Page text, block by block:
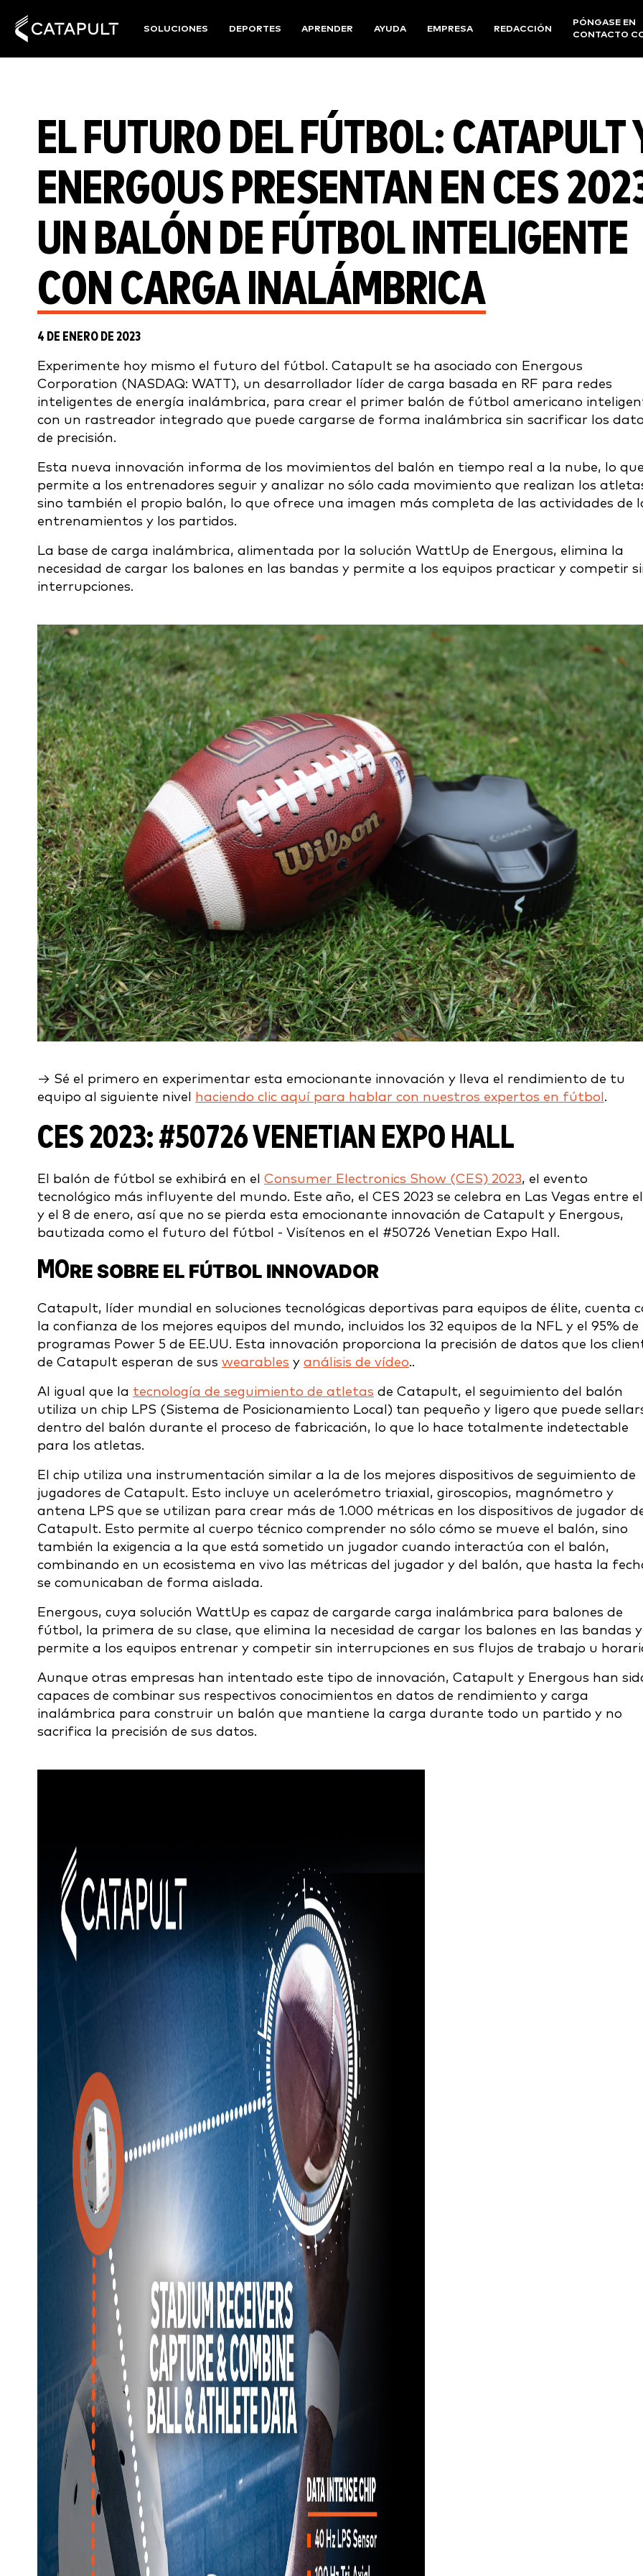
SOLUCIONES DEPORTES APRENDER AYUDA EMPRESA REDACCIÓN
PÓNGASE EN
CONTACTO
EL FUTURO DEL FÚTBOL: CATAPULT
ENERGOUS PRESENTAN EN CES
UN BALÓN DE FÚTBOL INTELIGENTE
CON CARGA INALÁMBRICA
4 DE ENERO DE 2023
Experimente hoy mismo el futuro del fútbol. Catapult se ha asociado con Energous
Corporation (NASDAQ: WATT), un desarrollador líder de carga basada en RF para redes
inteligentes de energía inalámbrica, para crear el primer balón de fútbol americano
con un rastreador integrado que puede cargarse de forma inalámbrica sin sacrificar los
de precisión.
Esta nueva innovación informa de los movimientos del balón en tiempo real a la nube, lo
permite a los entrenadores seguir y analizar no sólo cada movimiento que realizan los
sino también el propio balón, lo que ofrece una imagen más completa de las actividades de
entrenamientos y los partidos.
La base de carga inalámbrica, alimentada por la solución WattUp de Energous, elimina la
necesidad de cargar los balones en las bandas y permite a los equipos practicar y competir
interrupciones.
→ Sé el primero en experimentar esta emocionante innovación y lleva el rendimiento de tu
equipo al siguiente nivel
haciendo clic aquí para hablar con nuestros expertos en fútbol .
CES 2023:#50726 VENETIAN EXPO HALL
El balón de fútbol se exhibirá en el Consumer Electronics Show (CES) 2023, el evento
tecnológico más influyente del mundo. Este año, el CES 2023 se celebra en Las Vegas entre
y el 8 de enero, así que no se pierda esta emocionante innovación de Catapult y Energous,
bautizada como el futuro del fútbol - Visítenos en el #50726 Venetian Expo Hall.
MORE SOBRE EL FÚTBOL INNOVADOR
Catapult, líder mundial en soluciones tecnológicas deportivas para equipos de élite, cuenta
la confianza de los mejores equipos del mundo, incluidos los 32 equipos de la NFL y el 95% de
programas Power 5 de EE.UU. Esta innovación proporciona la precisión de datos que los
de Catapult esperan de sus wearables y análisis de vídeo..
Al igual que la tecnología de seguimiento de atletas de Catapult, el seguimiento del balón
utiliza un chip LPS (Sistema de Posicionamiento Local) tan pequeño y ligero que puede
dentro del balón durante el proceso de fabricación, lo que lo hace totalmente indetectable
para los atletas.
El chip utiliza una instrumentación similar a la de los mejores dispositivos de seguimiento de
jugadores de Catapult. Esto incluye un acelerómetro triaxial, giroscopios, magnómetro y
antena LPS que se utilizan para crear más de 1.000 métricas en los dispositivos de jugador
Catapult. Esto permite al cuerpo técnico comprender no sólo cómo se mueve el balón, sino
también la exigencia a la que está sometido un jugador cuando interactúa con el balón,
combinando en un ecosistema en vivo las métricas del jugador y del balón, que hasta la
se comunicaban de forma aislada.
Energous, cuya solución WattUp es capaz de cargarde carga inalámbrica para balones de
fútbol, la primera de su clase, que elimina la necesidad de cargar los balones en las bandas y
permite a los equipos entrenar y competir sin interrupciones en sus flujos de trabajo u
Aunque otras empresas han intentado este tipo de innovación, Catapult y Energous han
capaces de combinar sus respectivos conocimientos en datos de rendimiento y carga
inalámbrica para construir un balón que mantiene la carga durante todo un partido y no
sacrifica la precisión de sus datos.